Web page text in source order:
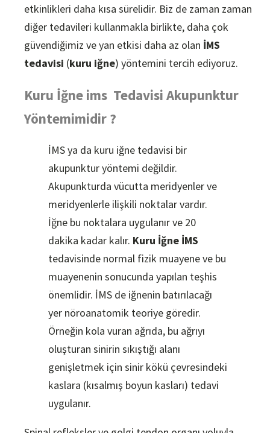
etkinlikleri daha kısa sürelidir. Biz de zaman zaman
diğer tedavileri kullanmakla birlikte, daha çok
güvendiğimiz ve yan etkisi daha az olan İMS
tedavisi (kuru iğne) yöntemini tercih ediyoruz.
Kuru İğne ims Tedavisi Akupunktur
Yöntemimidir ?
İMS ya da kuru iğne tedavisi bir
akupunktur yöntemi değildir.
Akupunkturda vücutta meridyenler ve
meridyenlerle ilişkili noktalar vardır.
İğne bu noktalara uygulanır ve 20
dakika kadar kalır. Kuru İğne İMS
tedavisinde normal fizik muayene ve bu
muayenenin sonucunda yapılan teşhis
önemlidir. İMS de iğnenin batırılacağı
yer nöroanatomik teoriye göredir.
Örneğin kola vuran ağrıda, bu ağrıyı
oluşturan sinirin sıkıştığı alanı
genişletmek için sinir kökü çevresindeki
kaslara (kısalmış boyun kasları) tedavi
uygulanır.